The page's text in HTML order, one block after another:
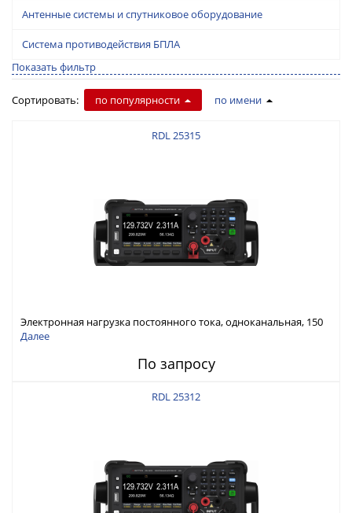
Антенные системы и спутниковое оборудование
Система противодействия БПЛА
Показать фильтр
Сортировать: по популярности по имени
RDL 25315
Электронная нагрузка постоянного тока, одноканальная, 150
В, 30 А, 300 Вт
Далее
По запросу
RDL 25312